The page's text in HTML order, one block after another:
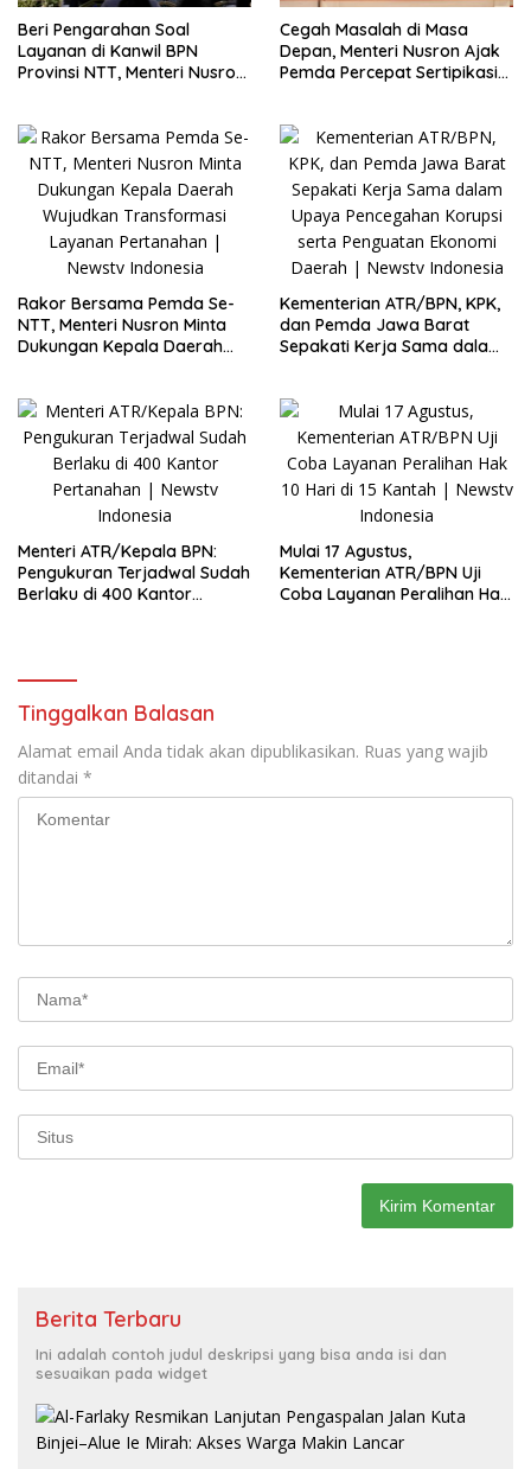
Beri Pengarahan Soal
Layanan di Kanwil BPN
Provinsi NTT, Menteri Nusron:
Cegah Masalah di Masa
Depan, Menteri Nusron Ajak
Pemda Percepat Sertipikasi
Rakor Bersama Pemda Se-
NTT, Menteri Nusron Minta
Dukungan Kepala Daerah
Kementerian ATR/BPN, KPK,
dan Pemda Jawa Barat
Sepakati Kerja Sama dalam
Daerah
Menteri ATR/Kepala BPN:
Pengukuran Terjadwal Sudah
Berlaku di 400 Kantor
Mulai 17 Agustus,
Kementerian ATR/BPN Uji
Coba Layanan Peralihan Hak
Tinggalkan Balasan
Alamat email Anda tidak akan dipublikasikan. Ruas yang wajib
ditandai *
Berita Terbaru
Ini adalah contoh judul deskripsi yang bisa anda isi dan
sesuaikan pada widget